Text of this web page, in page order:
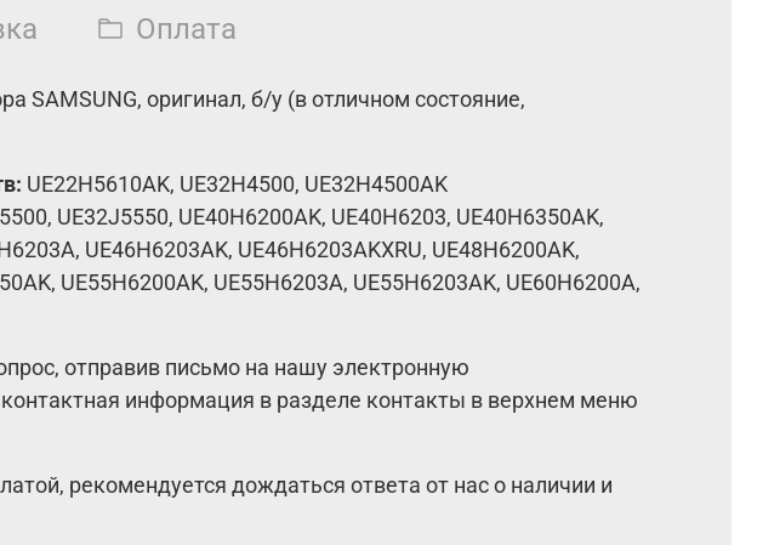
Оплата
SAMSUNG, оригинал, б/у (в отличном состояние,
UE22H5610AK, UE32H4500, UE32H4500AK
UE32J5550, UE40H6200AK, UE40H6203, UE40H6350AK,
UE46H6203AK, UE46H6203AKXRU, UE48H6200AK,
UE55H6200AK, UE55H6203A, UE55H6203AK, UE60H6200A,
отправив письмо на нашу электронную
контактная информация в разделе контакты в верхнем меню
рекомендуется дождаться ответа от нас о наличии и